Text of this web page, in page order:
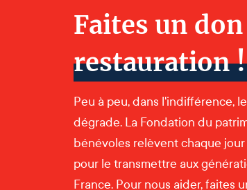
Faites un
restauration !
Peu à peu, dans l'indifférence,
dégrade. La Fondation du
bénévoles relèvent chaque
pour le transmettre aux
France. Pour nous aider, faites